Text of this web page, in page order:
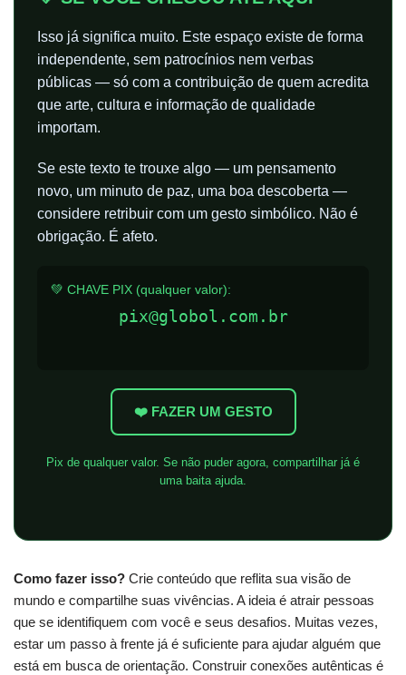
Isso já significa muito. Este espaço existe de forma
independente, sem patrocínios nem verbas
públicas — só com a contribuição de quem acredita
que arte, cultura e informação de qualidade
importam.
Se este texto te trouxe algo — um pensamento
novo, um minuto de paz, uma boa descoberta —
considere retribuir com um gesto simbólico. Não é
obrigação. É afeto.
💚 CHAVE PIX (qualquer valor):
pix@globol.com.br
❤️ FAZER UM GESTO
Pix de qualquer valor. Se não puder agora, compartilhar já é
uma baita ajuda.
Como fazer isso? Crie conteúdo que reflita sua visão de
mundo e compartilhe suas vivências. A ideia é atrair pessoas
que se identifiquem com você e seus desafios. Muitas vezes,
estar um passo à frente já é suficiente para ajudar alguém que
está em busca de orientação. Construir conexões autênticas é